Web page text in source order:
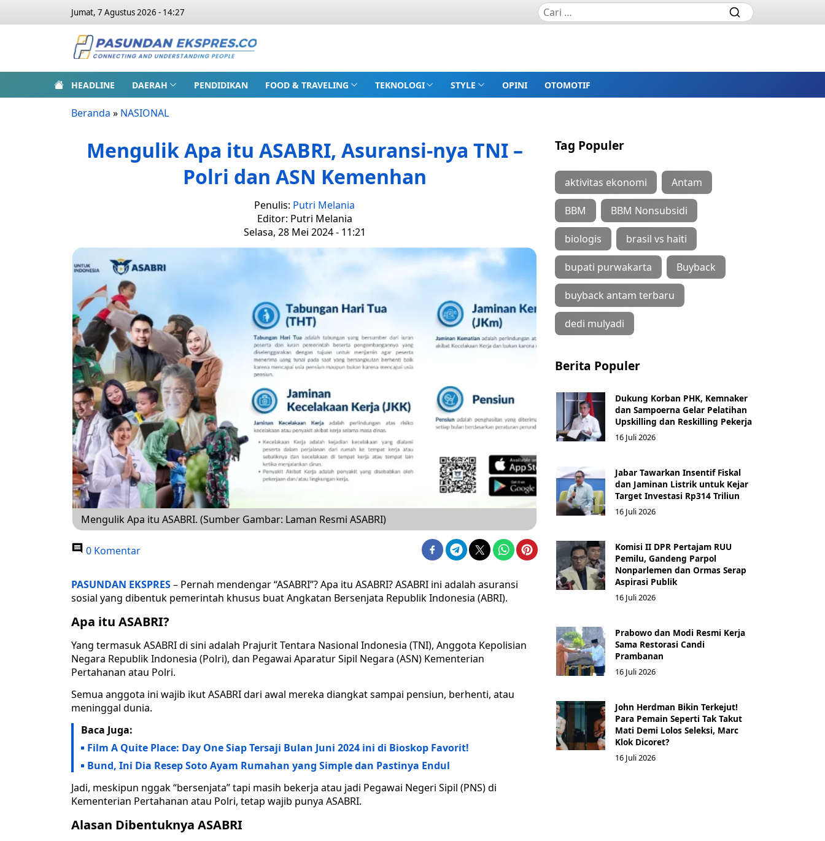
Jumat, 7 Agustus 2026 - 14:27
HEADLINE DAERAH PENDIDIKAN FOOD & TRAVELING TEKNOLOGI STYLE OPINI OTOMOTIF
Beranda » NASIONAL
Mengulik Apa itu ASABRI, Asuransi-nya TNI –
Polri dan ASN Kemenhan
Penulis: Putri Melania
Editor: Putri Melania
Selasa, 28 Mei 2024 - 11:21
Mengulik Apa itu ASABRI. (Sumber Gambar: Laman Resmi ASABRI)
0 Komentar
PASUNDAN EKSPRES– Pernah mendengar “ASABRI”? Apa itu ASABRI? ASABRI ini adalah asuransi
sosial yang dibentuk pemerintah khusus buat Angkatan Bersenjata Republik Indonesia (ABRI).
Apa itu ASABRI?
Yang termasuk ASABRI di sini adalah Prajurit Tentara Nasional Indonesia (TNI), Anggota Kepolisian
Negara Republik Indonesia (Polri), dan Pegawai Aparatur Sipil Negara (ASN) Kementerian
Pertahanan atau Polri.
Semua anggota ini wajib ikut ASABRI dari awal mereka diangkat sampai pensiun, berhenti, atau
meninggal dunia.
Baca Juga:
Film A Quite Place: Day One Siap Tersaji Bulan Juni 2024 ini di Bioskop Favorit!
Bund, Ini Dia Resep Soto Ayam Rumahan yang Simple dan Pastinya Endul
Jadi, meskipun nggak “bersenjata” tapi masih bekerja atau jadi Pegawai Negeri Sipil (PNS) di
Kementerian Pertahanan atau Polri, tetap wajib punya ASABRI.
Alasan Dibentuknya ASABRI
Tag Populer
aktivitas ekonomi Antam
BBM BBM Nonsubsidi
biologis brasil vs haiti
bupati purwakarta Buyback
buyback antam terbaru
dedi mulyadi
Berita Populer
Dukung Korban PHK, Kemnaker
dan Sampoerna Gelar Pelatihan
Upskilling dan Reskilling Pekerja
16 Juli 2026
Jabar Tawarkan Insentif Fiskal
dan Jaminan Listrik untuk Kejar
Target Investasi Rp314 Triliun
16 Juli 2026
Komisi II DPR Pertajam RUU
Pemilu, Gandeng Parpol
Nonparlemen dan Ormas Serap
Aspirasi Publik
16 Juli 2026
Prabowo dan Modi Resmi Kerja
Sama Restorasi Candi
Prambanan
16 Juli 2026
John Herdman Bikin Terkejut!
Para Pemain Seperti Tak Takut
Mati Demi Lolos Seleksi, Marc
Klok Dicoret?
16 Juli 2026